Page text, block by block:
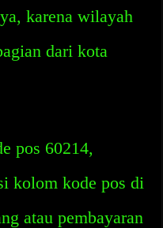
karena wilayah
dari kota
pos 60214,
kolom kode pos di
atau pembayaran